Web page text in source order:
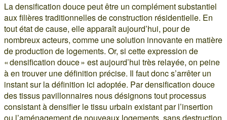
La densification douce peut être un complément substantiel
aux filières traditionnelles de construction résidentielle. En
tout état de cause, elle apparaît aujourd’hui, pour de
nombreux acteurs, comme une solution innovante en matière
de production de logements. Or, si cette expression de
« densification douce » est aujourd’hui très relayée, on peine
à en trouver une définition précise. Il faut donc s’arrêter un
instant sur la définition ici adoptée. Par densification douce
des tissus pavillonnaires nous désignons tout processus
consistant à densifier le tissu urbain existant par l’insertion